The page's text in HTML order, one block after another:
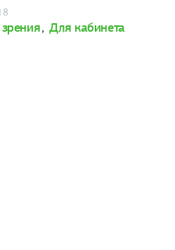
, Для кабинета